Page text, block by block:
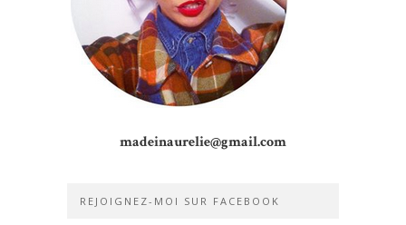
madeinaurelie@gmail.com
REJOIGNEZ-MOI SUR FACEBOOK